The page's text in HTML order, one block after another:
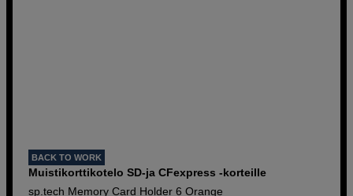
BACK TO WORK
Muistikorttikotelo SD-ja CFexpress -korteille
sp.tech Memory Card Holder 6 Orange